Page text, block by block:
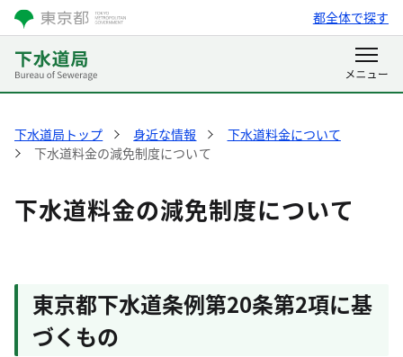
都全体で探す
下水道局トップ 身近な情報
下水道料金について
下水道料金の減免制度について
下水道料金の減免制度について
東京都下水道条例第20条第2項に基
づくもの